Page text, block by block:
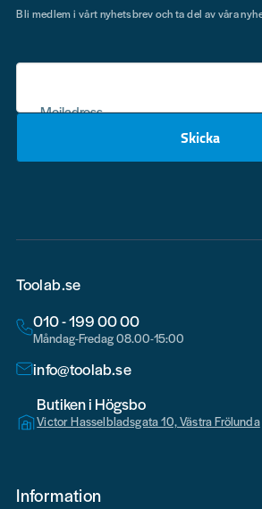
Mejladress
Skicka
Bli medlem i vårt nyhetsbrev och ta del av våra
Toolab.se
010 - 199 00 00
Måndag-Fredag 08.00-15:00
info@toolab.se
Butiken i Högsbo
Victor Hasselbladsgata 10, Västra Frölunda
Information